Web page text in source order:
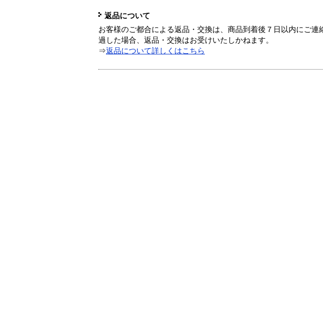
返品について
お客様のご都合による返品・交換は、商品到着後７日以内にご
過した場合、返品・交換はお受けいたしかねます。
⇒返品について詳しくはこちら